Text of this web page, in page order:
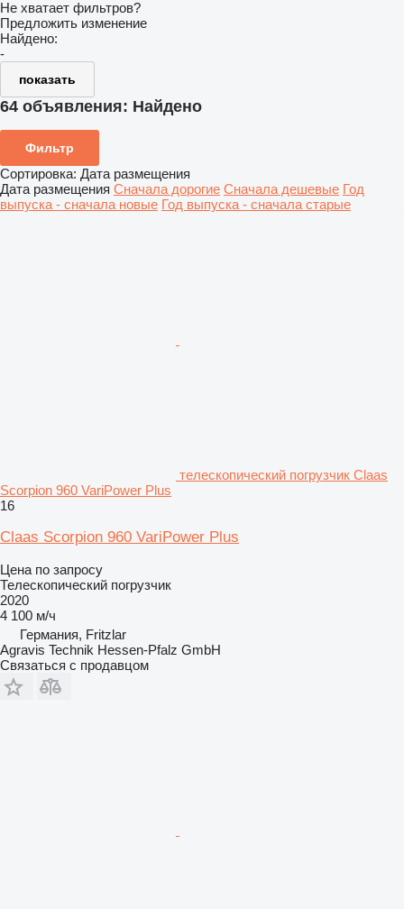
Не хватает фильтров?
Предложить изменение
Найдено:
-
показать
64 объявления: Найдено
Фильтр
Сортировка: Дата размещения
Дата размещения Сначала дорогие Сначала дешевые Год
выпуска - сначала новые Год выпуска - сначала старые
телескопический погрузчик Claas
Scorpion 960 VariPower Plus
16
Claas Scorpion 960 VariPower Plus
Цена по запросу
Телескопический погрузчик
2020
4 100 м/ч
Германия, Fritzlar
Agravis Technik Hessen-Pfalz GmbH
Связаться с продавцом